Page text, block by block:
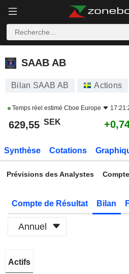
SAAB AB
SAAB AB
Bilan SAAB AB Actions
Temps réel estimé Cboe Europe
629,55 SEK
Synthèse Cotations
Prévisions des Analystes
Compte de Résultat Bilan
Annuel
Fiscale:
Actifs